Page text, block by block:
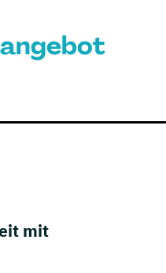
mit